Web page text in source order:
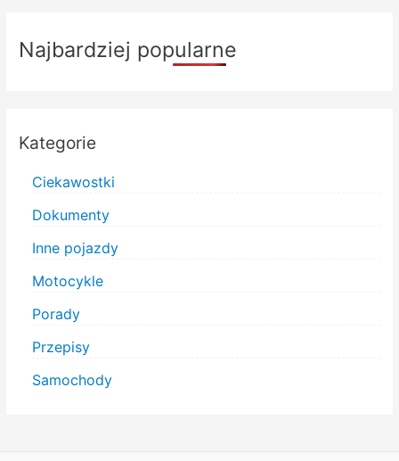
Najbardziej popularne
Kategorie
Ciekawostki
Dokumenty
Inne pojazdy
Motocykle
Porady
Przepisy
Samochody